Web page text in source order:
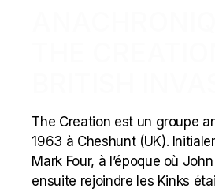
The Creation est un groupe
1963 à Cheshunt (UK).
Mark Four, à l’époque où
ensuite rejoindre les Kinks